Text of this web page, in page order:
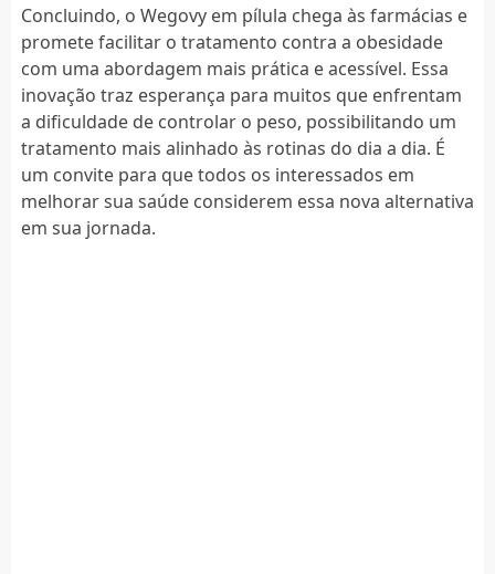
Concluindo, o Wegovy em pílula chega às farmácias e
promete facilitar o tratamento contra a obesidade
com uma abordagem mais prática e acessível. Essa
inovação traz esperança para muitos que enfrentam
a dificuldade de controlar o peso, possibilitando um
tratamento mais alinhado às rotinas do dia a dia. É
um convite para que todos os interessados em
melhorar sua saúde considerem essa nova alternativa
em sua jornada.